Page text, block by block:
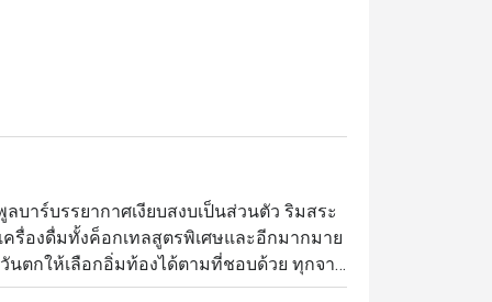
าร์บรรยากาศเงียบสงบเป็นส่วนตัว ริมสระ
รื่องดื่มทั้งค็อกเทลสูตรพิเศษและอีกมากมาย
นตกให้เลือกอิ่มท้องได้ตามที่ชอบด้วย ทุกจาน
รอกอีสานและเบคอนผัดพริกกระเทียมน้ำมัน